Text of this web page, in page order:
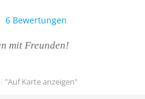
6 Bewertungen
mit Freunden!
"Auf Karte anzeigen"